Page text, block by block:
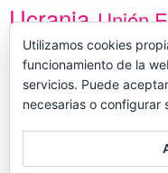
Ucrania Unión
vacunas Yemen
Utilizamos cookies
funcionamiento de la
servicios. Puede
necesarias o configurar